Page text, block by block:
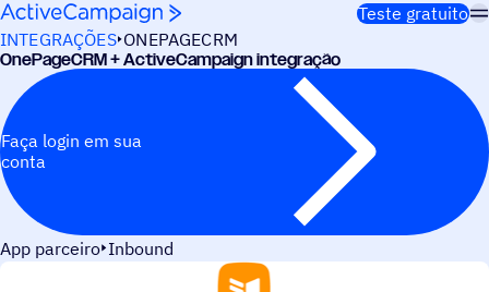
Pular para o conteúdo
Teste gratuito
INTEGRAÇÕES ONEPAGECRM
OnePageCRM + ActiveCampaign integração
Faça login em sua
conta
App parceiro Inbound